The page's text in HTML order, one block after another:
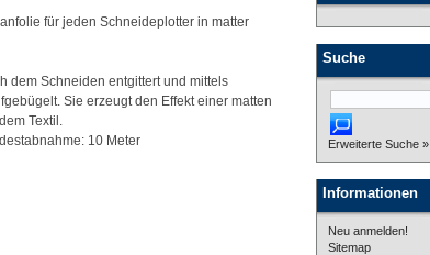
Suche
Erweiterte Suche »
Informationen
Neu anmelden!
Sitemap
für jeden Schneideplotter in matter
dem Schneiden entgittert und mittels
Sie erzeugt den Effekt einer matten
Textil.
10 Meter